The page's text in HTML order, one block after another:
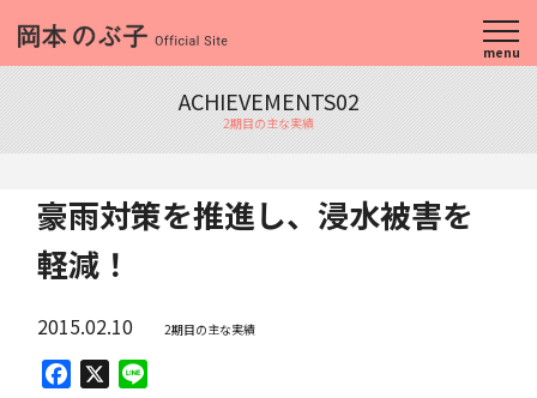
menu
ACHIEVEMENTS02
2期目の主な実績
豪雨対策を推進し、浸水被害を
軽減！
2015.02.10 2期目の主な実績
Facebook